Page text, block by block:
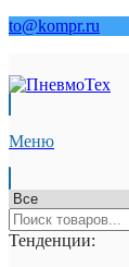
to@kompr.ru
Меню
Тенденции: